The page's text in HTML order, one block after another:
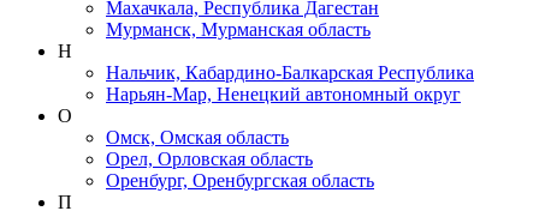
Махачкала, Республика Дагестан
Мурманск, Мурманская область
Н
Нальчик, Кабардино-Балкарская Республика
Нарьян-Мар, Ненецкий автономный округ
О
Омск, Омская область
Орел, Орловская область
Оренбург, Оренбургская область
П